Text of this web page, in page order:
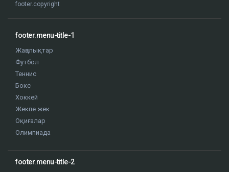
footer.copyright
footer.menu-title-1
Жаңалықтар
Футбол
Теннис
Бокс
Хоккей
Жекпе жек
Оқиғалар
Олимпиада
footer.menu-title-2